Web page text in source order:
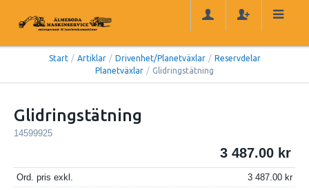
Start / Artiklar / Drivenhet/Planetväxlar / Reservdelar
Planetväxlar / Glidringstätning
Glidringstätning
14599925
3 487.00
Ord. pris exkl.
3 487.00